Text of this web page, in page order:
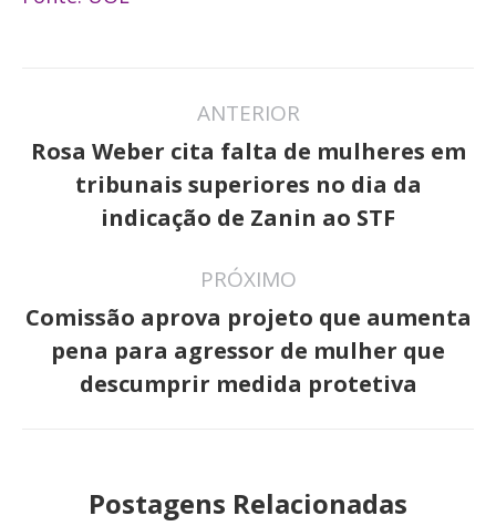
de
post:
ANTERIOR
Post
anterior:
Rosa Weber cita falta de mulheres em
tribunais superiores no dia da
indicação de Zanin ao STF
PRÓXIMO
Próximo
post:
Comissão aprova projeto que aumenta
pena para agressor de mulher que
descumprir medida protetiva
Postagens Relacionadas